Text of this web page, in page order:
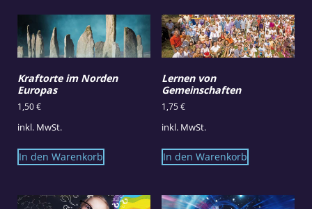
Kraftorte im Norden
Europas
1,50€
inkl. MwSt.
In den Warenkorb
Lernen von
Gemeinschaften
1,75€
inkl. MwSt.
In den Warenkorb